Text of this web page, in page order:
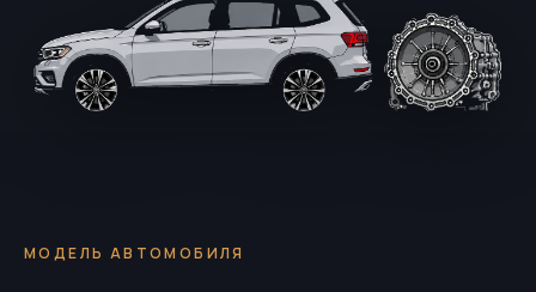
МОДЕЛЬ АВТОМОБИЛЯ